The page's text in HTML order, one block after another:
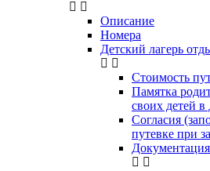
Описание
Номера
Детский лагерь
Стоимость
Памятка
своих детей
Согласия
путевке при